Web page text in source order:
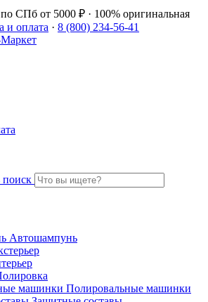
по СПб от 5000 ₽ · 100% оригинальная
и оплата · 8 (800) 234-56-41
Автошампунь
Полировальные машинки